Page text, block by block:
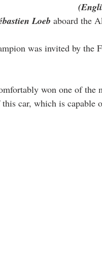
Loeb aboard the
was invited by the
won one of the
car, which is capable